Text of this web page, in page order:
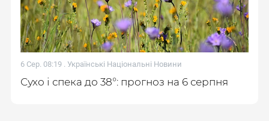
6 Сер. 08:19 . Українські Національні Новини
Сухо і спека до 38°: прогноз на 6 серпня